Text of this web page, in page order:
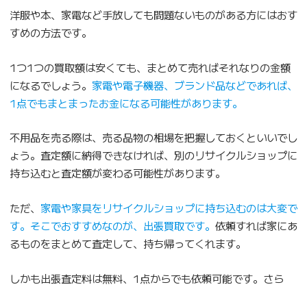
洋服や本、家電など手放しても問題ないものがある方にはおす
すめの方法です。
1つ1つの買取額は安くても、まとめて売ればそれなりの金額
になるでしょう。 家電や電子機器、ブランド品などであれば、
1点でもまとまったお金になる可能性があります。
不用品を売る際は、売る品物の相場を把握しておくといいでし
ょう。査定額に納得できなければ、別のリサイクルショップに
持ち込むと査定額が変わる可能性があります。
ただ、 家電や家具をリサイクルショップに持ち込むのは大変で
す。そこでおすすめなのが、出張買取です。 依頼すれば家にあ
るものをまとめて査定して、持ち帰ってくれます。
しかも出張査定料は無料、1点からでも依頼可能です。さら